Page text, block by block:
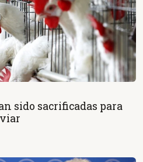
sido sacrificadas para